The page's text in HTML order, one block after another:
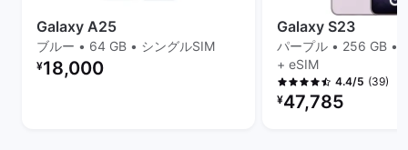
Galaxy A25
ブルー • 64 GB • シングルSIM
リファービッシュ品の価格：
¥18,000
Galaxy S23
パープル • 256 GB •
+ eSIM
4.4/5 (39)
リファービッシュ品の
¥47,785